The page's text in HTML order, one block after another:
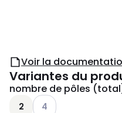
Voir la
Variantes du
nombre de pôles
2 Voir les options
4